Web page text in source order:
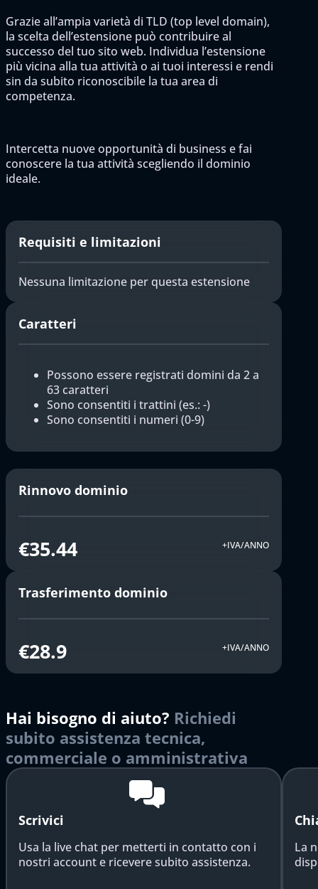
Grazie all’ampia varietà di TLD (top level domain),
la scelta dell’estensione può contribuire al
successo del tuo sito web. Individua l’estensione
più vicina alla tua attività o ai tuoi interessi e rendi
sin da subito riconoscibile la tua area di
competenza.
Intercetta nuove opportunità di business e fai
conoscere la tua attività scegliendo il dominio
ideale.
Requisiti e limitazioni
Nessuna limitazione per questa estensione
Caratteri
Possono essere registrati domini da 2 a
63 caratteri
Sono consentiti i trattini (es.: -)
Sono consentiti i numeri (0-9)
Rinnovo dominio
€35.44 +IVA/ANNO
Trasferimento dominio
€28.9 +IVA/ANNO
Hai bisogno di aiuto? Richiedi
subito assistenza tecnica,
commerciale o amministrativa
Scrivici
Usa la live chat per metterti in contatto con i
nostri account e ricevere subito assistenza.
La